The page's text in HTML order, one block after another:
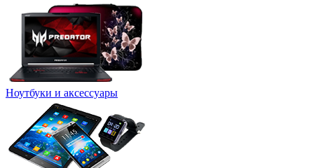
Ноутбуки и аксессуары